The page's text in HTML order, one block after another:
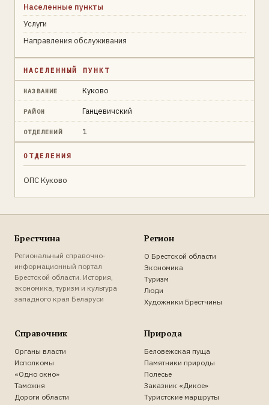
Населенные пункты
Услуги
Направления обслуживания
НАСЕЛЕННЫЙ ПУНКТ
НАЗВАНИЕ Куково
РАЙОН Ганцевичский
ОТДЕЛЕНИЙ 1
ОТДЕЛЕНИЯ
ОПС Куково
Брестчина
Региональный справочно-
информационный портал
Брестской области. История,
экономика, туризм и культура
западного края Беларуси
Регион
О Брестской области
Экономика
Туризм
Люди
Художники Брестчины
Справочник
Органы власти
Исполкомы
«Одно окно»
Таможня
Дороги области
Природа
Беловежская пуща
Памятники природы
Полесье
Заказник «Дикое»
Туристские маршруты